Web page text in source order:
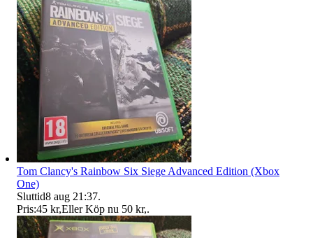
Tom Clancy's Rainbow Six Siege Advanced Edition (Xbox
One)
Sluttid8 aug 21:37.
Pris:45 kr,Eller Köp nu 50 kr,.